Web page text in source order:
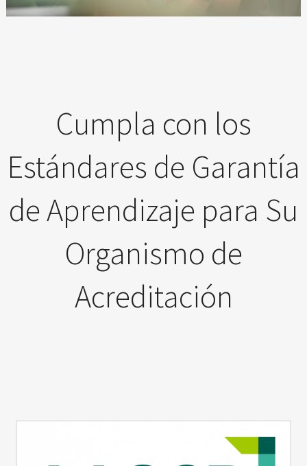
Cumpla con los
Estándares de Garantía
de Aprendizaje para Su
Organismo de
Acreditación